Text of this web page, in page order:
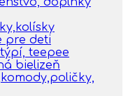
pre deti
teepee
bielizeň